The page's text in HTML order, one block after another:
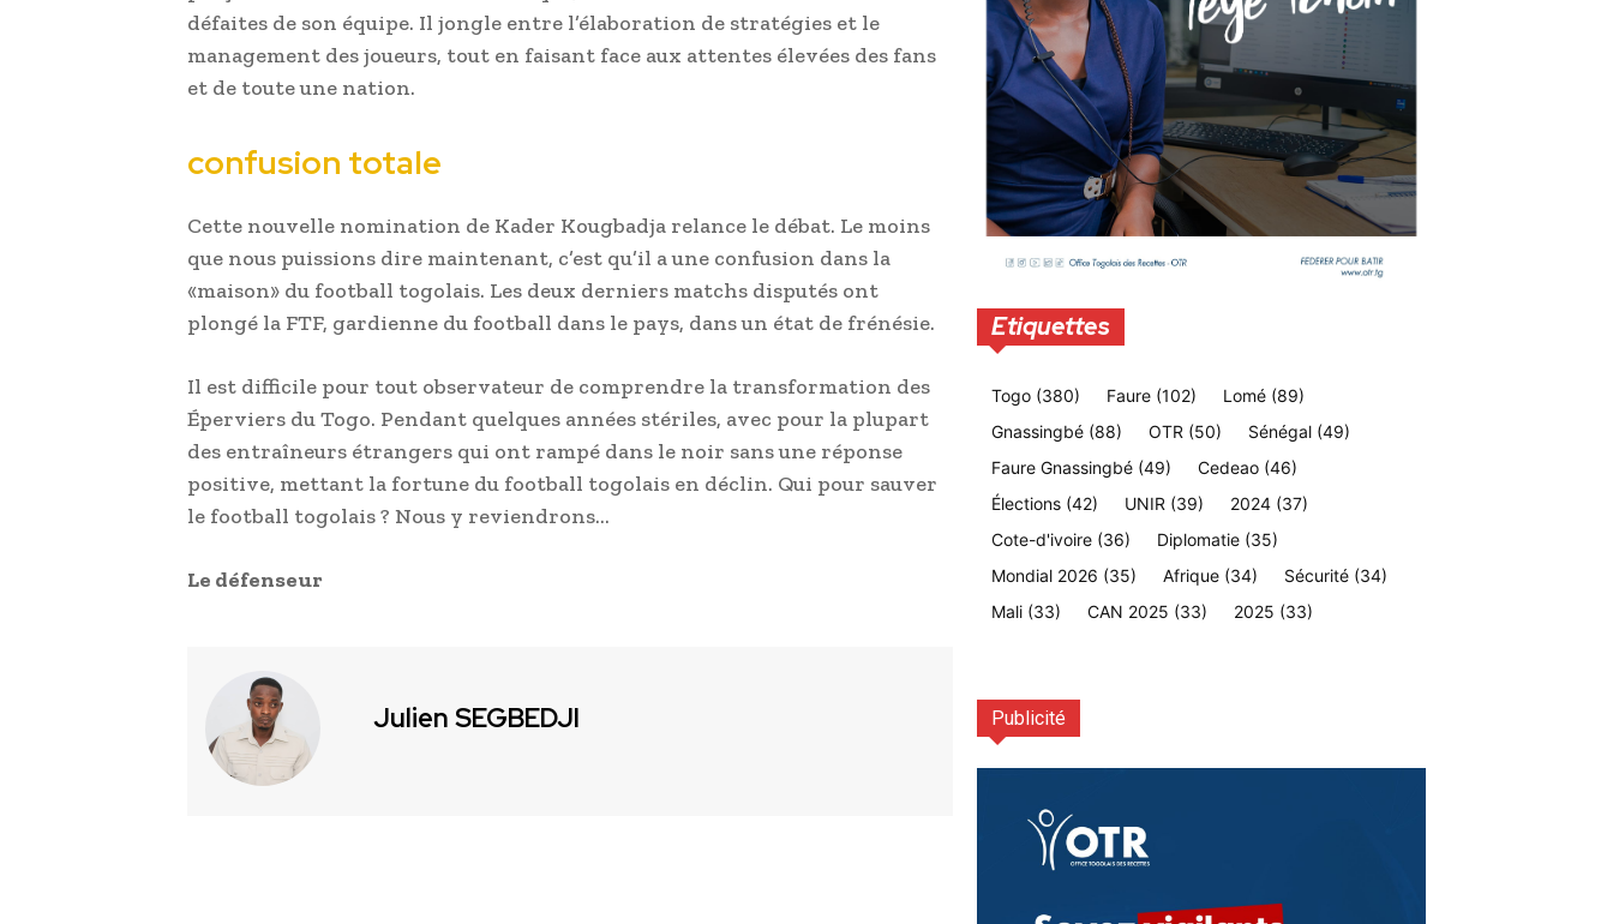
défaites de son équipe. Il jongle entre l’élaboration de stratégies et le
management des joueurs, tout en faisant face aux attentes élevées des fans
et de toute une nation.
confusion totale
Cette nouvelle nomination de Kader Kougbadja relance le débat. Le moins
que nous puissions dire maintenant, c’est qu’il a une confusion dans la
«maison» du football togolais. Les deux derniers matchs disputés ont
plongé la FTF, gardienne du football dans le pays, dans un état de frénésie.
Il est difficile pour tout observateur de comprendre la transformation des
Éperviers du Togo. Pendant quelques années stériles, avec pour la plupart
des entraîneurs étrangers qui ont rampé dans le noir sans une réponse
positive, mettant la fortune du football togolais en déclin. Qui pour sauver
le football togolais ? Nous y reviendrons…
Le défenseur
Julien SEGBEDJI
Etiquettes
Togo (380) Faure (102) Lomé (89)
Gnassingbé (88) OTR (50) Sénégal (49)
Faure Gnassingbé (49) Cedeao (46)
Élections (42) UNIR (39) 2024 (37)
Cote-d'ivoire (36) Diplomatie (35)
Mondial 2026 (35) Afrique (34) Sécurité (34)
Mali (33) CAN 2025 (33) 2025 (33)
Publicité